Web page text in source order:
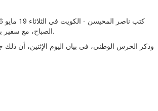
الصباح، مع سفير بلجيكا لدى البلاد كريستيان دومز، عدداً من الموضوعات ذات الاهتمام المشترك.
وذكر الحرس الوطني، في بيان اليوم الإثنين، أن ذلك